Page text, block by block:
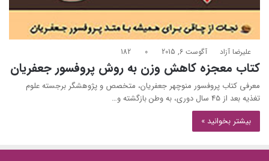
علیرضا آزاد آگوست 6, 2015 0
182
کتاب معجزه کاهش وزن به روش پروفسور جعفریان
معرفی کتاب پروفسور منوچهر جعفریان، متخصص و پژوهشگر برجسته علوم
تغذیه بعد از 45 سال دوری، به وطن بازگشته و…
بیشتر بخوانید »